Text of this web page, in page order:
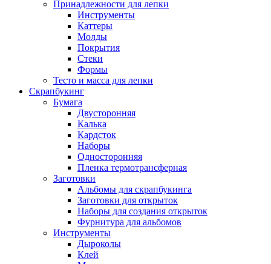
Принадлежности для лепки
Инструменты
Каттеры
Молды
Покрытия
Стеки
Формы
Тесто и масса для лепки
Скрапбукинг
Бумага
Двусторонняя
Калька
Кардсток
Наборы
Односторонняя
Пленка термотрансферная
Заготовки
Альбомы для скрапбукинга
Заготовки для открыток
Наборы для создания открыток
Фурнитура для альбомов
Инструменты
Дыроколы
Клей